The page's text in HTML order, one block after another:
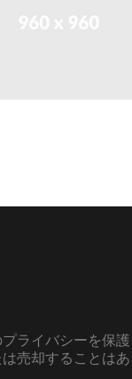
ライバシーを保護
売却することは